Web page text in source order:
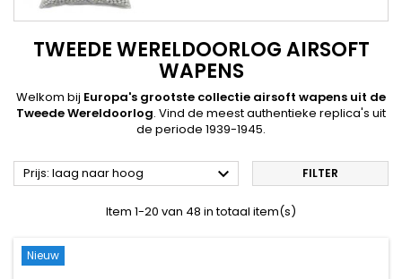
TWEEDE WERELDOORLOG AIRSOFT
WAPENS
Welkom bij Europa's grootste collectie airsoft wapens uit de
Tweede Wereldoorlog. Vind de meest authentieke replica's uit
de periode 1939-1945.
Prijs: laag naar hoog  FILTER
Item 1-20 van 48 in totaal item(s)
Nieuw